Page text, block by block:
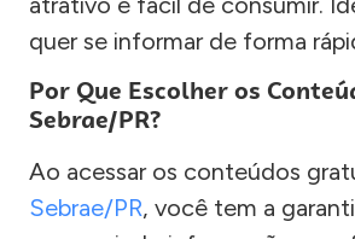
quer se informar de forma
Por Que Escolher os
Sebrae/PR?
Ao acessar os conteúdos
Sebrae/PR, você tem a